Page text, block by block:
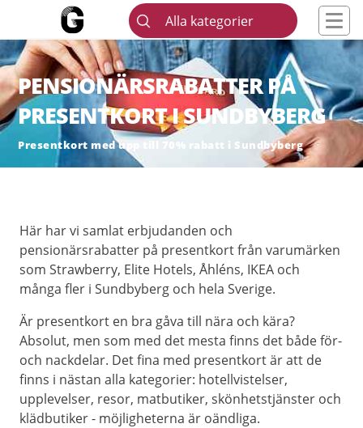
Alla kategorier
PENSIONÄRSRABATTER PÅ
PRESENTKORT I SUNDBYBERG
Presentkort med upp till 70% rabatt i Sundbyberg
Här har vi samlat erbjudanden och
pensionärsrabatter på presentkort från varumärken
som Strawberry, Elite Hotels, Åhléns, IKEA och
många fler i Sundbyberg och hela Sverige.
Är presentkort en bra gåva till nära och kära?
Absolut, men som med det mesta finns det både för-
och nackdelar. Det fina med presentkort är att de
finns i nästan alla kategorier: hotellvistelser,
upplevelser, resor, matbutiker, skönhetstjänster och
klädbutiker - möjligheterna är oändliga.